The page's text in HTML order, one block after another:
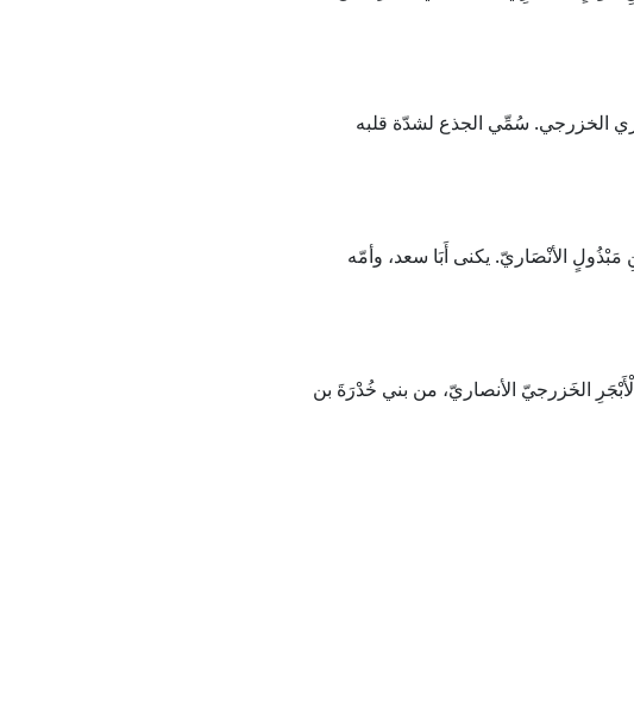
الخزرجي. سُمِّي الجذع لشدّة قلبه
الأنْصَاريّ. يكنى أَبَا سعد، وأمّه
الخَزرجيّ الأنصاريّ، من بني خُدْرَةَ بن